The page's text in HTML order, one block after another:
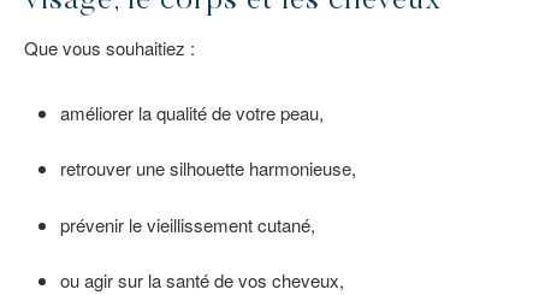
Que vous souhaitiez :
améliorer la qualité de votre peau,
retrouver une silhouette harmonieuse,
prévenir le vieillissement cutané,
ou agir sur la santé de vos cheveux,